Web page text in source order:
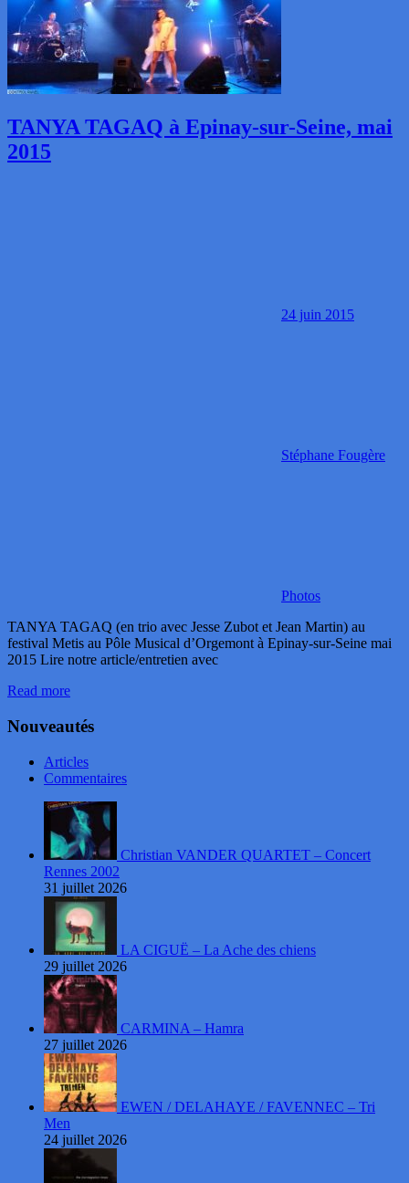
TANYA TAGAQ à Epinay-sur-Seine, mai
2015
24 juin 2015
Stéphane Fougère
Photos
TANYA TAGAQ (en trio avec Jesse Zubot et Jean Martin) au
festival Metis au Pôle Musical d’Orgemont à Epinay-sur-Seine mai
2015 Lire notre article/entretien avec
Read more
Nouveautés
Articles
Commentaires
Christian VANDER QUARTET – Concert
Rennes 2002
31 juillet 2026
LA CIGUË – La Ache des chiens
29 juillet 2026
CARMINA – Hamra
27 juillet 2026
EWEN / DELAHAYE / FAVENNEC – Tri
Men
24 juillet 2026